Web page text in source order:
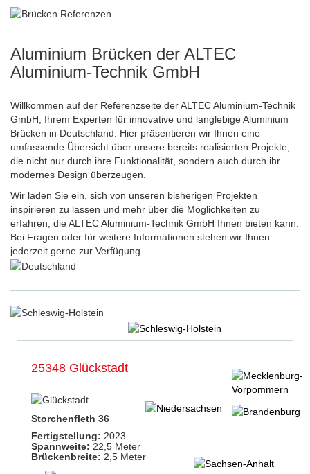
Aluminium Brücken der ALTEC
Aluminium-Technik GmbH
Willkommen auf der Referenzseite der ALTEC Aluminium-Technik
GmbH, Ihrem Experten für innovative und langlebige Aluminium
Brücken in Deutschland. Hier präsentieren wir Ihnen eine
umfassende Übersicht über unsere bereits realisierten Projekte,
die nicht nur durch ihre Funktionalität, sondern auch durch ihr
modernes Design überzeugen.
Wir laden Sie ein, sich von unseren bisherigen Projekten
inspirieren zu lassen und mehr über die Möglichkeiten zu
erfahren, die ALTEC Aluminium-Technik GmbH Ihnen bieten kann.
Bei Fragen oder für weitere Informationen stehen wir Ihnen
jederzeit gerne zur Verfügung.
25348 Glückstadt
Storchenfleth 36
Fertigstellung: 2023
Spannweite: 22,5 Meter
Brückenbreite: 2,5 Meter